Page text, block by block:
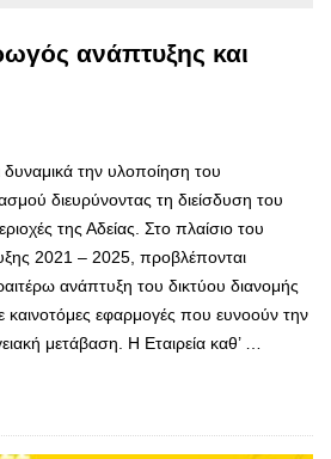
ανάπτυξης και
την υλοποίηση του
διευρύνοντας τη διείσδυση του
της Αδείας. Στο πλαίσιο του
2021 – 2025, προβλέπονται
ανάπτυξη του δικτύου διανομής
καινοτόμες εφαρμογές που ευνοούν την
μετάβαση. Η Εταιρεία καθ’ …